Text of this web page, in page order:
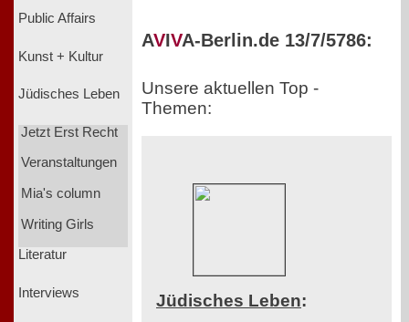
Public Affairs
Kunst + Kultur
Jüdisches Leben
Jetzt Erst Recht
Veranstaltungen
Mia's column
Writing Girls
Literatur
Interviews
AVIVA-Berlin.de 13/7/5786:
Unsere aktuellen Top -
Themen:
Jüdisches Leben: